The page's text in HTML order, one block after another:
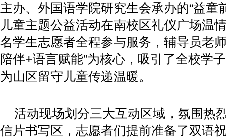
主办、外国语学院研究生会承办的“益童
儿童主题公益活动在南校区礼仪广场温
名学生志愿者全程参与服务，辅导员老
陪伴+语言赋能”为核心，吸引了全校学
为山区留守儿童传递温暖。
活动现场划分三大互动区域，氛围热
信片书写区，志愿者们提前准备了双语